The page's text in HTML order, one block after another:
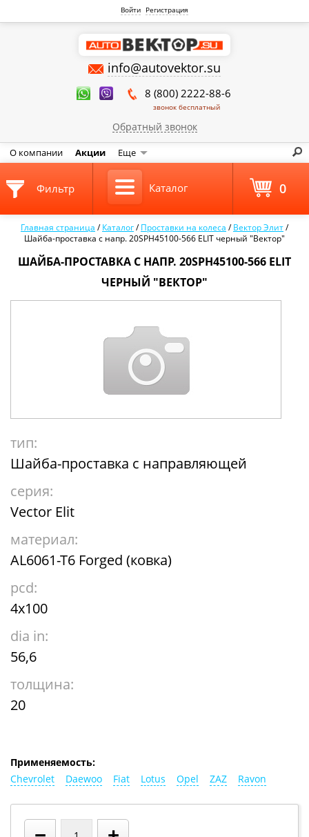
Войти Регистрация
info@autovektor.su
8 (800) 2222-88-6
звонок бесплатный
Обратный звонок
О компании Акции Еще
Главная страница /Каталог/Проставки на колеса /Вектор Элит/
Шайба-проставка с напр. 20SPH45100-566 ELIT черный "Вектор"
ШАЙБА-ПРОСТАВКА С НАПР. 20SPH45100-566 ELIT
ЧЕРНЫЙ "ВЕКТОР"
тип:
Шайба-проставка с направляющей
серия:
Vector Elit
материал:
AL6061-T6 Forged (ковка)
pcd:
4x100
dia in:
56,6
толщина:
20
Применяемость:
Chevrolet
Daewoo Fiat Lotus Opel ZAZ Ravon
Фильтр Каталог 0